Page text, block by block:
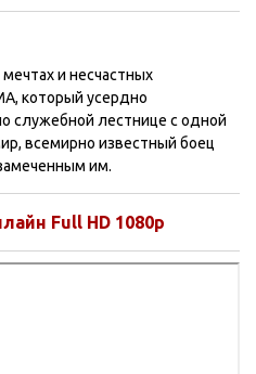
и несчастных
который усердно
служебной лестнице с одной
всемирно известный боец
им.
Full HD 1080p